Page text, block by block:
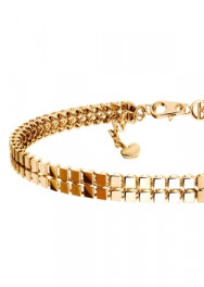
26.5
27
ящерки